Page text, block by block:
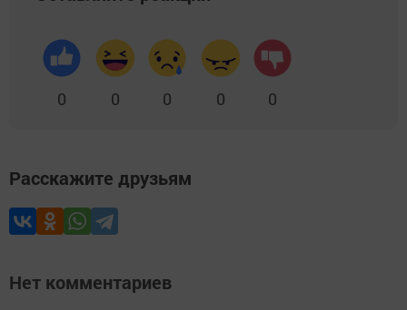
0 0 0 0 0
Расскажите друзьям
Нет комментариев